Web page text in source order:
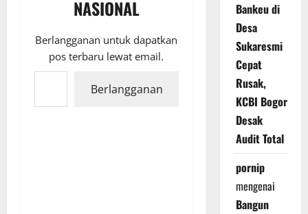
NASIONAL
Berlangganan untuk dapatkan
pos terbaru lewat email.
Ketikkan email Anda...
Berlangganan
Bankeu di
Desa
Sukaresmi
Cepat
Rusak,
KCBI Bogor
Desak
Audit Total
pornip
mengenai
Bangun